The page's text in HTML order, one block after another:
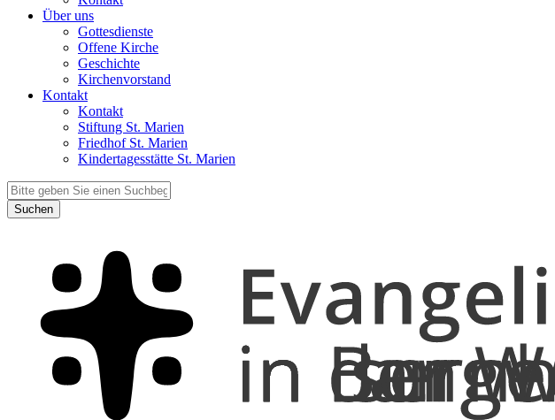
Über uns
Gottesdienste
Offene Kirche
Geschichte
Kirchenvorstand
Kontakt
Kontakt
Stiftung St. Marien
Friedhof St. Marien
Kindertagesstätte St. Marien
Suchen